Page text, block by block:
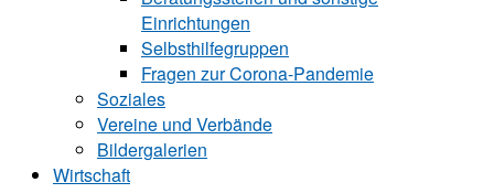
Einrichtungen
Selbsthilfegruppen
Fragen zur Corona-Pandemie
Soziales
Vereine und Verbände
Bildergalerien
Wirtschaft